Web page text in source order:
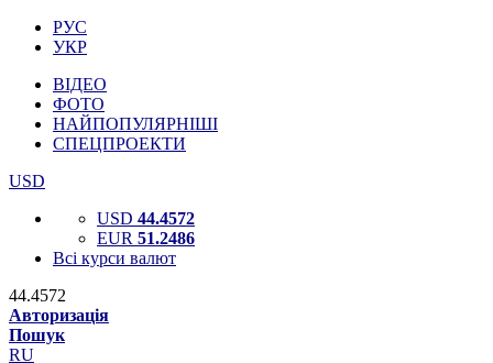
РУС
УКР
ВІДЕО
ФОТО
НАЙПОПУЛЯРНІШІ
СПЕЦПРОЕКТИ
USD
USD 44.4572
EUR 51.2486
Всі курси валют
44.4572
Авторизація
Пошук
RU